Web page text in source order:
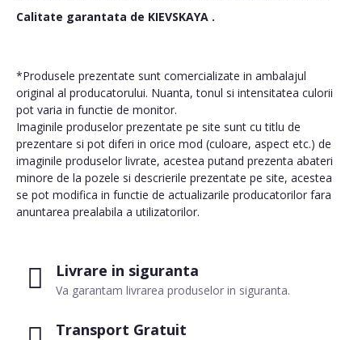
Livrare in siguranta
Va garantam livrarea produselor in siguranta.
Transport Gratuit
Calitate garantata de KIEVSKAYA .
*Produsele prezentate sunt comercializate in ambalajul
original al producatorului. Nuanta, tonul si intensitatea culorii
pot varia in functie de monitor.
Imaginile produselor prezentate pe site sunt cu titlu de
prezentare si pot diferi in orice mod (culoare, aspect etc.) de
imaginile produselor livrate, acestea putand prezenta abateri
minore de la pozele si descrierile prezentate pe site, acestea
se pot modifica in functie de actualizarile producatorilor fara
anuntarea prealabila a utilizatorilor.